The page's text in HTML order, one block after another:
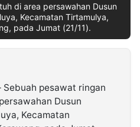
di area persawahan Dusun
Kecamatan Tirtamulya,
pada Jumat (21/11).
Sebuah pesawat ringan
Dusun
Kecamatan